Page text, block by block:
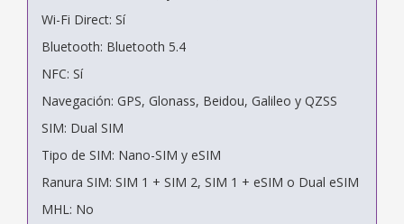
Wi-Fi Direct: Sí
Bluetooth: Bluetooth 5.4
NFC: Sí
Navegación: GPS, Glonass, Beidou, Galileo y QZSS
SIM: Dual SIM
Tipo de SIM: Nano-SIM y eSIM
Ranura SIM: SIM 1 + SIM 2, SIM 1 + eSIM o Dual eSIM
MHL: No